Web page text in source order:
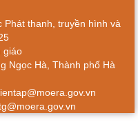
Phát thanh, truyền hình và
giáo
Ngọc Hà, Thành phố Hà